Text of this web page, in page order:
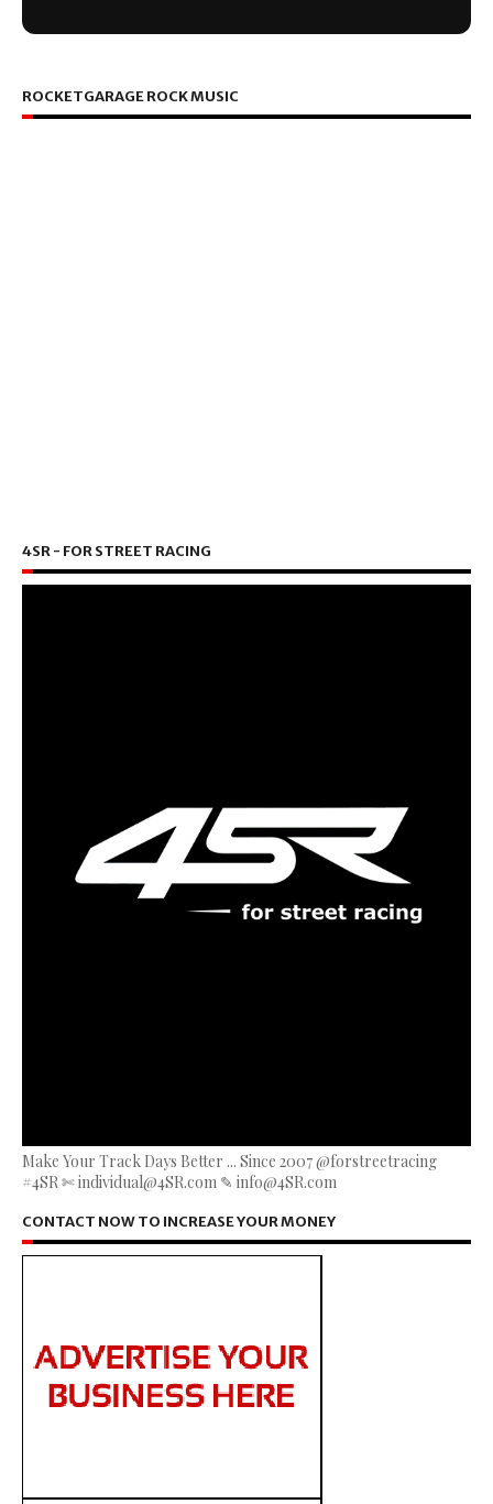
ROCKETGARAGE ROCK MUSIC
4SR - FOR STREET RACING
Make Your Track Days Better ... Since 2007 @forstreetracing
#4SR ✄ individual@4SR.com ✎ info@4SR.com
CONTACT NOW TO INCREASE YOUR MONEY